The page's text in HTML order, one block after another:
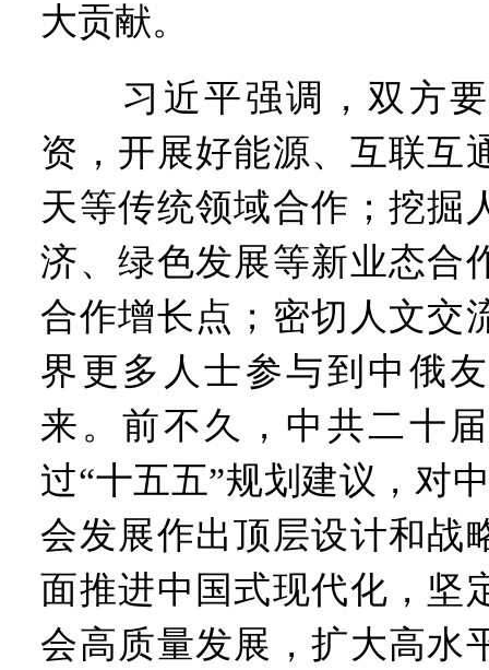
大贡献。
习近平强调，双方要
资，开展好能源、互联互
天等传统领域合作；挖掘
济、绿色发展等新业态合
合作增长点；密切人文交
界更多人士参与到中俄
来。前不久，中共二十
过“十五五”规划建议，对
会发展作出顶层设计和战
面推进中国式现代化，坚
会高质量发展，扩大高水